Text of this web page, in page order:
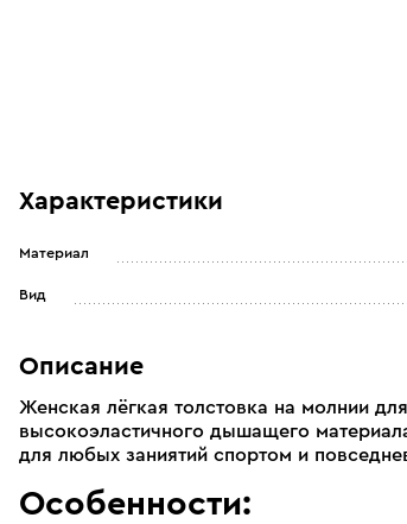
Характеристики
Материал
Вид
Описание
Женская лёгкая толстовка на молнии
высокоэластичного дышащего
для любых заниятий спортом и
Особенности: